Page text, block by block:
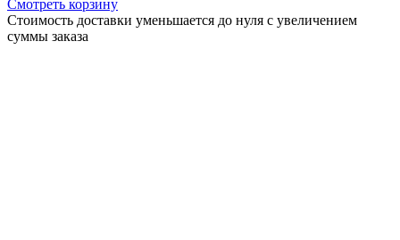
Смотреть корзину
Cтоимость доставки уменьшается до нуля с увеличением
суммы заказа